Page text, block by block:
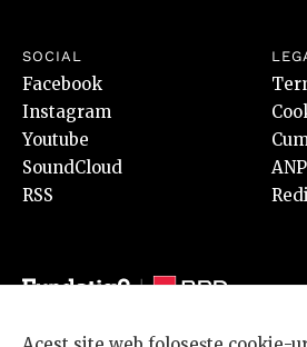
SOCIAL
Facebook
Instagram
Youtube
SoundCloud
RSS